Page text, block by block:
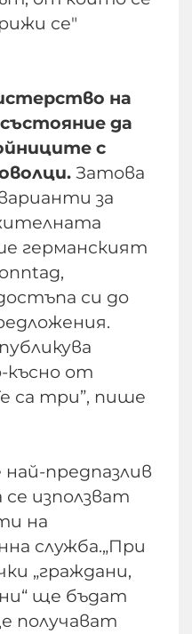
се"
на
да
с
Затова
за
германският
си до
късно от
са три”, пише
предпазлив
използват
на
служба.„При
„граждани,
ще бъдат
получават